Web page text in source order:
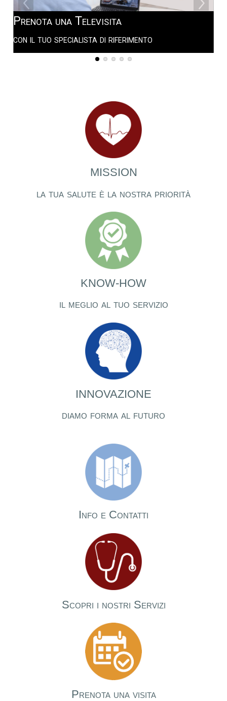
Prenota una Televisita
con il tuo specialista di riferimento
MISSION
la tua salute è la nostra priorità
KNOW-HOW
il meglio al tuo servizio
INNOVAZIONE
diamo forma al futuro
Info e Contatti
Scopri i nostri Servizi
Prenota una visita